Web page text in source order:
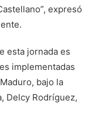
expresó
esta jornada es
implementadas
bajo la
Delcy Rodríguez,